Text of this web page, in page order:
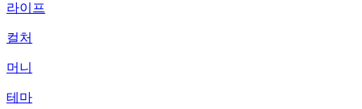
라이프
컬처
머니
테마